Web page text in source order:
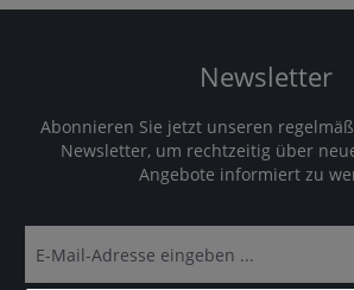
Newsletter
Abonnieren Sie jetzt unseren
Newsletter, um rechtzeitig über
Angebote informiert zu